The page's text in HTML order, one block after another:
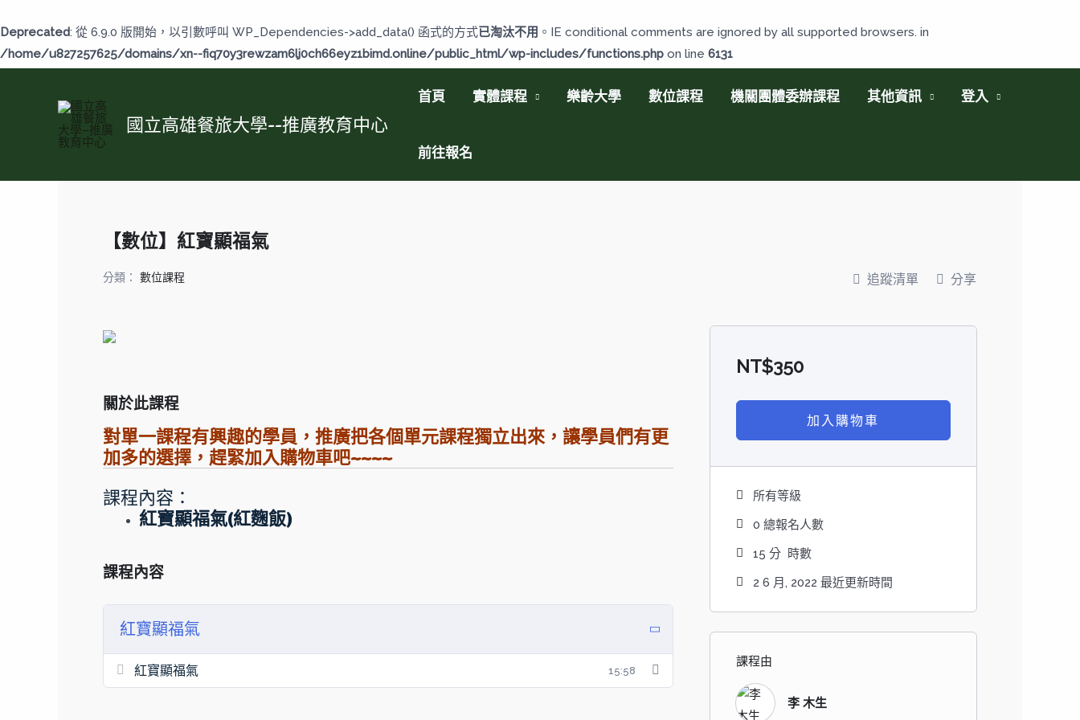
Deprecated: 從 6.9.0 版開始，以引數呼叫 WP_Dependencies->add_data() 函式的方式已淘汰不用 。IE conditional comments are ignored by all supported browsers. in
/home/u827257625/domains/xn--fiq70y3rewzam6lj0ch66eyz1bimd.online/public_html/wp-includes/functions.php on line 6131
至
主
國立高雄餐旅大學--推廣教育中心
首頁 實體課程 樂齡大學 數位課程 機關團體委辦課程 其他資訊 登入
前往報名
【數位】紅寶顯福氣
分類：數位課程 追蹤清單 分享
關於此課程
對單一課程有興趣的學員，推廣把各個單元課程獨立出來，讓學員們有更
加多的選擇，趕緊加入購物車吧~~~~
課程內容：
紅寶顯福氣(紅麴飯)
課程內容
紅寶顯福氣
紅寶顯福氣 15:58
NT$350
加入購物車
所有等級
0 總報名人數
15 分 時數
2 6 月, 2022 最近更新時間
課程由
李 木生